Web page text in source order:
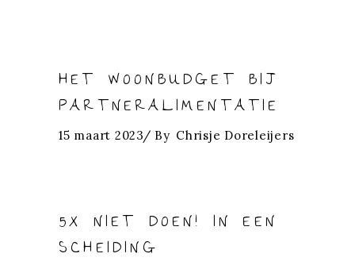
HET WOONBUDGET BIJ
PARTNERALIMENTATIE
15 maart 2023 By Chrisje Doreleijers
5X NIET DOEN! IN EEN
SCHEIDING